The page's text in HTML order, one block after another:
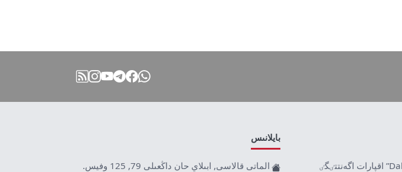
“Dalanews.kz” اقپارات اگەنتتٸگٸ
بايلانىس
الماتى قالاسى, ابىلاي حان داڭعىلى 79, 125 وفيس.